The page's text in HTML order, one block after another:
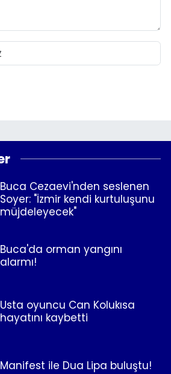
Buca Cezaevi'nden seslenen
Soyer: "İzmir kendi kurtuluşunu
müjdeleyecek"
Buca'da orman yangını
alarmı!
Usta oyuncu Can Kolukısa
hayatını kaybetti
Manifest ile Dua Lipa buluştu!